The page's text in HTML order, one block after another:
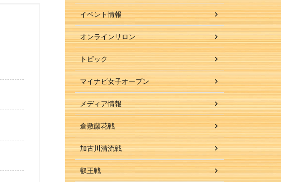
イベント情報
オンラインサロン
トピック
マイナビ女子オープン
メディア情報
倉敷藤花戦
加古川清流戦
叡王戦